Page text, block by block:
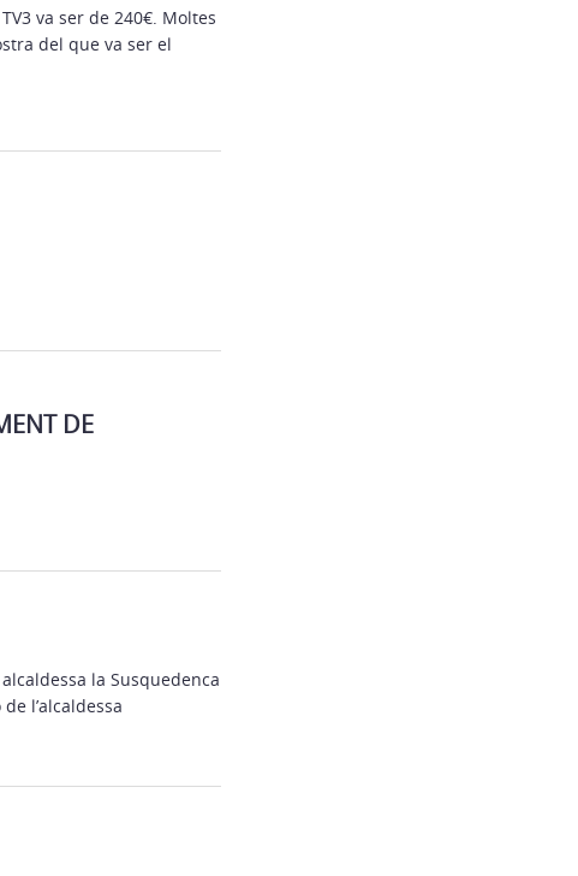
va ser de 240€. Moltes
del que va ser el
DE
la Susquedenca
l’alcaldessa